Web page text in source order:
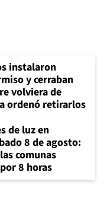
instalaron
y cerraban
volviera de
ordenó retirarlos
de luz en
8 de agosto:
comunas
8 horas